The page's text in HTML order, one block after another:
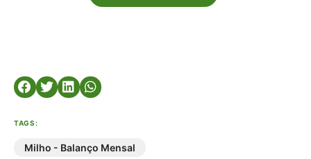
TAGS:
Milho - Balanço Mensal